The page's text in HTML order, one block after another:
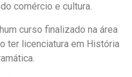
comércio e cultura.
curso finalizado na área
ter licenciatura em História